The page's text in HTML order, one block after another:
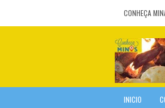
CONHEÇA
INICIO